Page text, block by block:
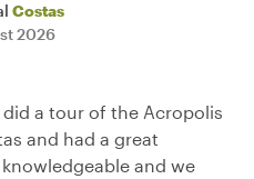
Costas
2026
a tour of the Acropolis
and had a great
and we